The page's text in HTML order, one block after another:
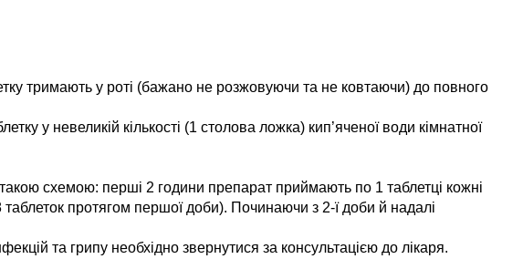
тримають у роті (бажано не розжовуючи та не ковтаючи) до повного
у невеликій кількості (1 столова ложка) кип’яченої води кімнатної
схемою: перші 2 години препарат приймають по 1 таблетці кожні
протягом першої доби). Починаючи з 2-ї доби й надалі
та грипу необхідно звернутися за консультацією до лікаря.